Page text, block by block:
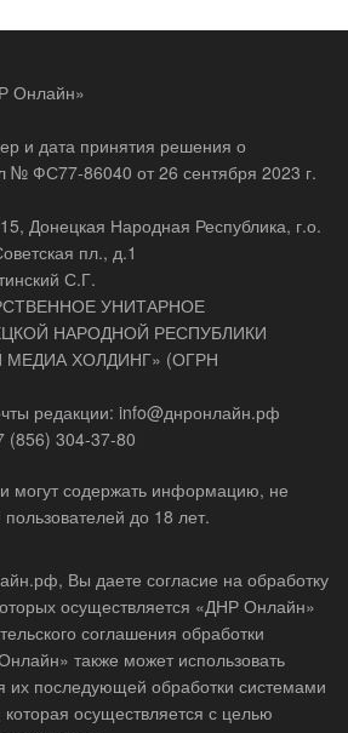
Онлайн»
и дата принятия решения о
№ ФС77-86040 от 26 сентября 2023 г.
Донецкая Народная Республика, г.о.
пл., д.1
С.Г.
УНИТАРНОЕ
НАРОДНОЙ РЕСПУБЛИКИ
МЕДИА ХОЛДИНГ» (ОГРН
редакции: info@днронлайн.рф
(856) 304-37-80
могут содержать информацию, не
до 18 лет.
Вы даете согласие на обработку
осуществляется «ДНР Онлайн»
соглашения обработки
также может использовать
их последующей обработки системами
осуществляется с целью